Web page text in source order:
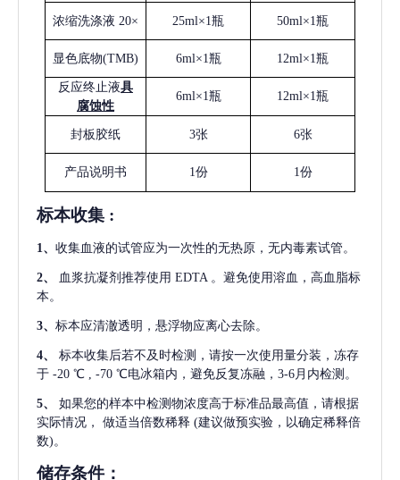
浓缩洗涤液 20× 25ml×1瓶 50ml×1瓶
显色底物(TMB) 6ml×1瓶 12ml×1瓶
反应终止液具
腐蚀性
6ml×1瓶 12ml×1瓶
封板胶纸 3张 6张
产品说明书 1份 1份
标本收集 :
1 、 收集血液的试管应为一次性的无热原，无内毒素试管。
2、 血浆抗凝剂推荐使用 EDTA 。避免使用溶血，高血脂标
本。
3、 标本应清澈透明，悬浮物应离心去除。
4、
标本收集后若不及时检测，请按一次使用量分装，冻存
于 -20 ℃ , -70 ℃电冰箱内，避免反复冻融，3-6月内检测。
5、
如果您的样本中检测物浓度高于标准品最高值，请根据
实际情况，
做适当倍数稀释 (建议做预实验，以确定稀释倍
数)。
储存条件：